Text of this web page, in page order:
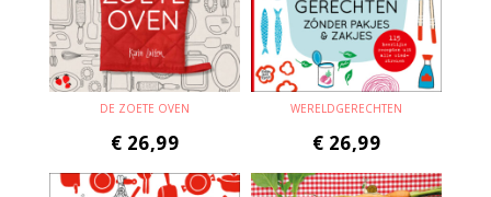
DE ZOETE OVEN
€ 26,99
WERELDGERECHTEN
€ 26,99